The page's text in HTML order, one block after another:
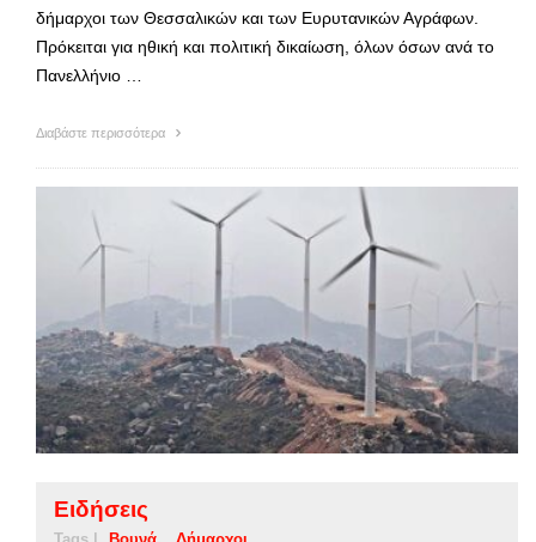
δήμαρχοι των Θεσσαλικών και των Ευρυτανικών Αγράφων.
Πρόκειται για ηθική και πολιτική δικαίωση, όλων όσων ανά το
Πανελλήνιο …
Διαβάστε περισσότερα
Ειδήσεις